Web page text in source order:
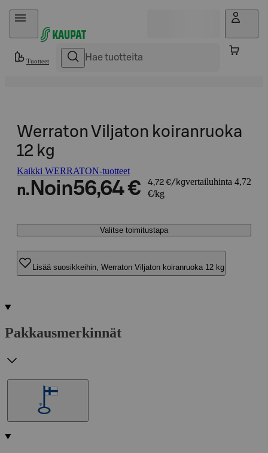
Hyppää sisältöön
Tuotteet
Werraton Viljaton koiranruoka
12 kg
Kaikki WERRATON-tuotteet
n. Noin56,64 € 4,72 €/kgvertailuhinta 4,72
€/kg
Valitse toimitustapa
Lisää suosikkeihin, Werraton Viljaton koiranruoka 12 kg
Pakkausmerkinnät